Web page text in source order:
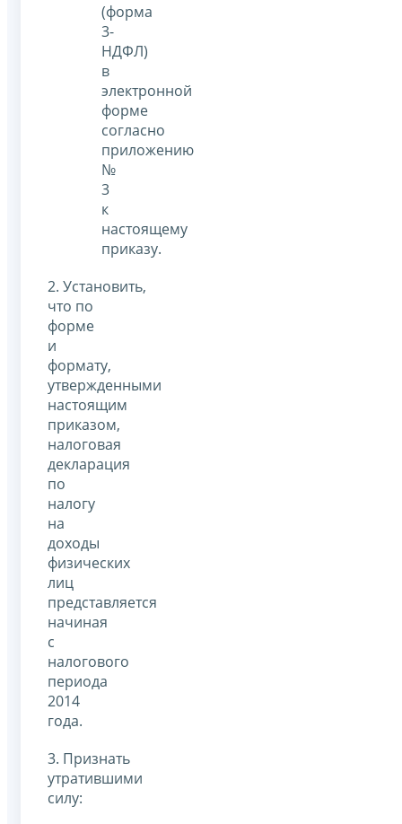
(форма
3-
НДФЛ)
в
электронной
форме
согласно
приложению
№
3
к
настоящему
приказу.
2. Установить,
что по
форме
и
формату,
утвержденными
настоящим
приказом,
налоговая
декларация
по
налогу
на
доходы
физических
лиц
представляется
начиная
с
налогового
периода
2014
года.
3. Признать
утратившими
силу: